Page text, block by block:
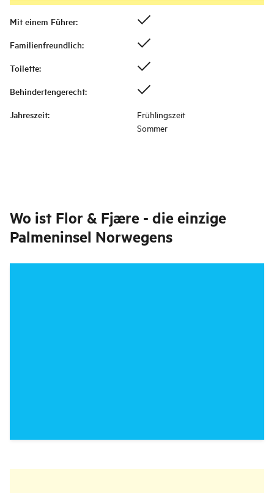
Mit einem Führer:
Familienfreundlich:
Toilette:
Behindertengerecht:
Jahreszeit:
Frühlingszeit
Sommer
Wo ist Flor & Fjære - die einzige
Palmeninsel Norwegens